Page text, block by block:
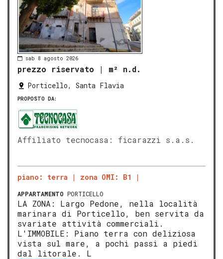
sab 8 agosto 2026
prezzo riservato | m² n.d.
Porticello, Santa Flavia
PROPOSTO DA:
Affiliato tecnocasa: ficarazzi s.a.s.
piano: terra zona OMI: B1
APPARTAMENTO PORTICELLO
LA ZONA: Largo Pedone, nella località
marinara di Porticello, ben servita da
svariate attività commerciali.
L'IMMOBILE: Piano terra con deliziosa
vista sul mare, a pochi passi a piedi
dal litorale. L